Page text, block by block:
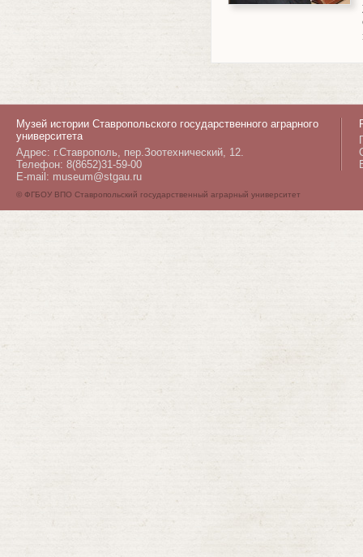
Музей истории Ставропольского государственного аграрного
университета
Адрес: г.Ставрополь, пер.Зоотехнический, 12.
Телефон: 8(8652)31-59-00
E-mail: museum@stgau.ru
© ФГБОУ ВПО Ставропольский государственный аграрный университет